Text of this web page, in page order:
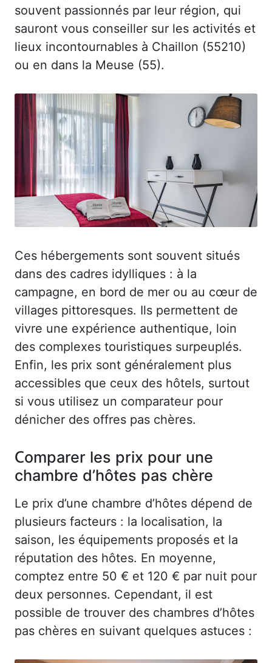
souvent passionnés par leur région, qui
sauront vous conseiller sur les activités et
lieux incontournables à Chaillon (55210)
ou en dans la Meuse (55).
Ces hébergements sont souvent situés
dans des cadres idylliques : à la
campagne, en bord de mer ou au cœur de
villages pittoresques. Ils permettent de
vivre une expérience authentique, loin
des complexes touristiques surpeuplés.
Enfin, les prix sont généralement plus
accessibles que ceux des hôtels, surtout
si vous utilisez un comparateur pour
dénicher des offres pas chères.
Comparer les prix pour une
chambre d’hôtes pas chère
Le prix d’une chambre d’hôtes dépend de
plusieurs facteurs : la localisation, la
saison, les équipements proposés et la
réputation des hôtes. En moyenne,
comptez entre 50 € et 120 € par nuit pour
deux personnes. Cependant, il est
possible de trouver des chambres d’hôtes
pas chères en suivant quelques astuces :